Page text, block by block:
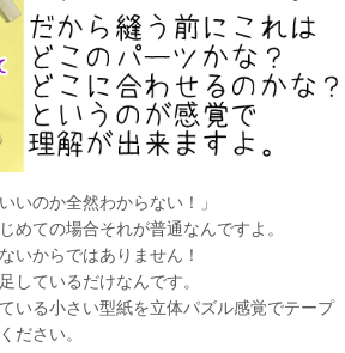
いのか全然わからない！」
ての場合それが普通なんですよ。
いからではありません！
しているだけなんです。
いる小さい型紙を立体パズル感覚でテープ
ださい。